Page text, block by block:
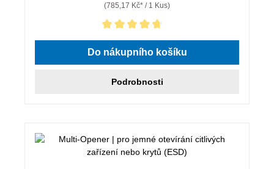
(785,17 Kč* / 1 Kus)
Průměrné hodnocení 4.75 z 5 hvězd
Do nákupního košíku
Podrobnosti